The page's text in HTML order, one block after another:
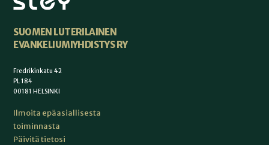
SUOMEN LUTERILAINEN
EVANKELIUMIYHDISTYS RY
Fredrikinkatu 42
PL 184
00181 HELSINKI
Ilmoita epäasiallisesta
toiminnasta
Päivitä tietosi